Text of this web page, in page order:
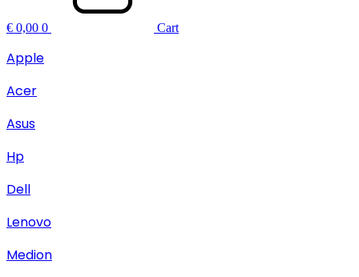
€ 0,00 0 Cart
Apple
Acer
Asus
Hp
Dell
Lenovo
Medion